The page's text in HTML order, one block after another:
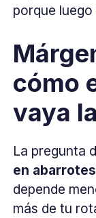
porque
cómo
vaya
La pregunta
en
depende
más de tu